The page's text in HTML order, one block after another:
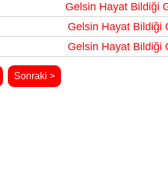
Gelsin Hayat Bildiği
Gelsin Hayat Bildiği
Gelsin Hayat Bildiği
Sonraki >